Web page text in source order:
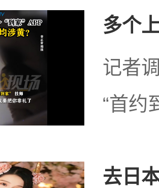
多个
记者
“首约
去日